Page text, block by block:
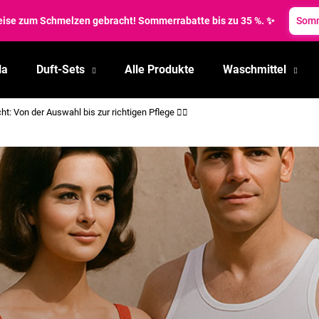
Puella Universalreiniger mit bis zu 60 % Rabatt! ✨
Duft-Sets Alle Produkte Waschmittel
Von der Auswahl bis zur richtigen Pflege 🏊‍♀️
Was suchen Sie?
Wir empfehlen